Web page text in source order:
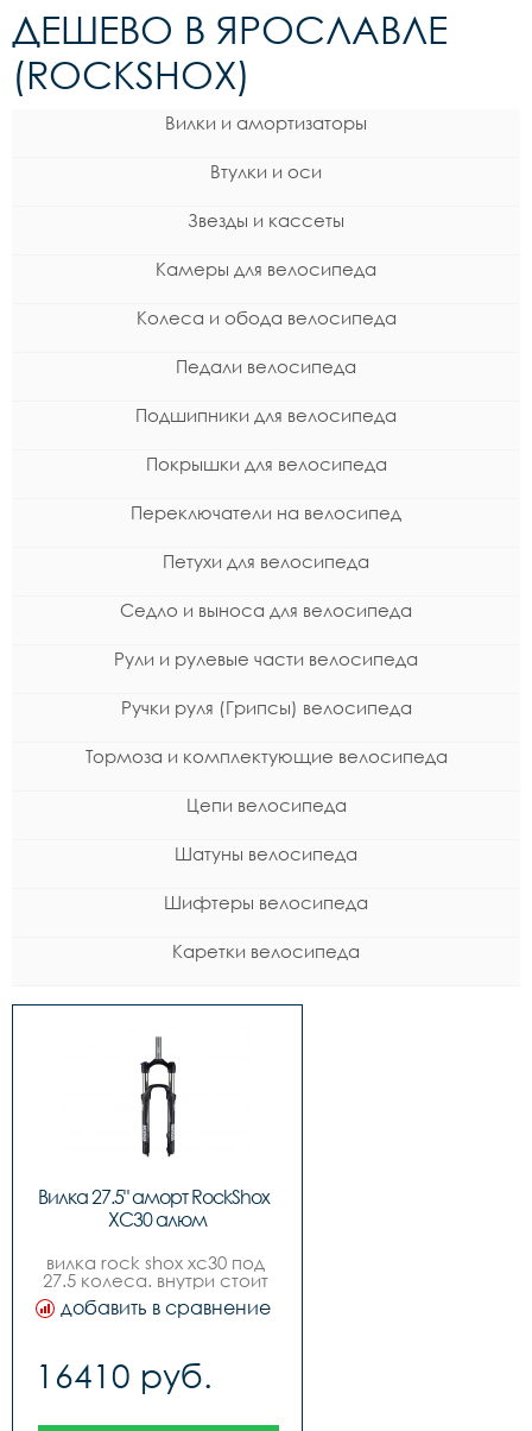
ДЕШЕВО В ЯРОСЛАВЛЕ
(ROCKSHOX)
Вилки и амортизаторы
Втулки и оси
Звезды и кассеты
Камеры для велосипеда
Колеса и обода велосипеда
Педали велосипеда
Подшипники для велосипеда
Покрышки для велосипеда
Переключатели на велосипед
Петухи для велосипеда
Седло и выноса для велосипеда
Рули и рулевые части велосипеда
Ручки руля (Грипсы) велосипеда
Тормоза и комплектующие велосипеда
Цепи велосипеда
Шатуны велосипеда
Шифтеры велосипеда
Каретки велосипеда
Вилка 27.5" аморт RockShox
XC30 алюм
вилка rock shox xc30 под
27.5 колеса. внутри стоит
пружина средней
жесткости medium. имеет
добавить в сравнение
16410 руб.